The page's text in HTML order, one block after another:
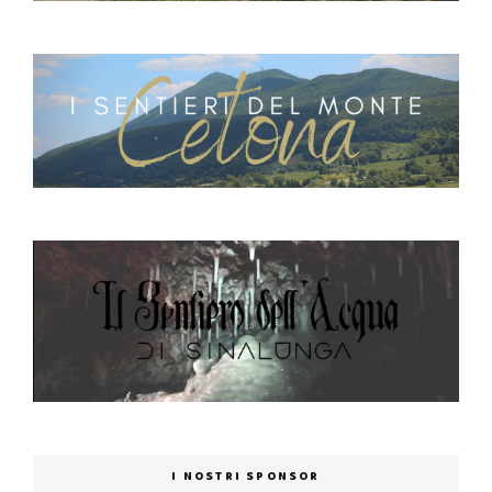
I NOSTRI SPONSOR